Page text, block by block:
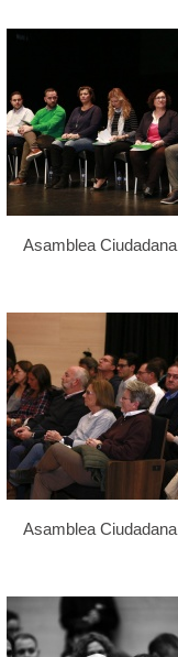
Asamblea Ciudadana
Asamblea Ciudadana